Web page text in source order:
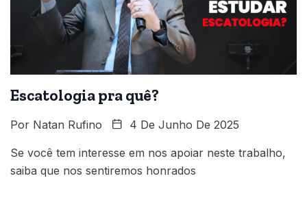
Escatologia pra quê?
Por Natan Rufino 4 De Junho De 2025
Se você tem interesse em nos apoiar neste trabalho,
saiba que nos sentiremos honrados